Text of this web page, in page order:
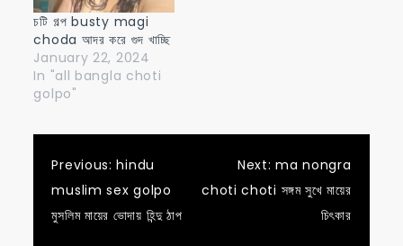
চটি গল্প busty magi
choda আদর করে গুদ খাচ্ছি
January 22, 2024
In "all bangla choti
golpo"
Post
navigation
Previous: hindu
muslim sex golpo
মুসলিম মায়ের ভোদায় হিন্দু ঠাপ
Next: ma nongra
choti choti সঙ্গম সুখে মায়ের
চিৎকার